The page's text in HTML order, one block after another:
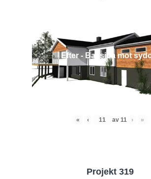
Efter - Baksida mot
« ‹ av 11 › »
Projekt 319